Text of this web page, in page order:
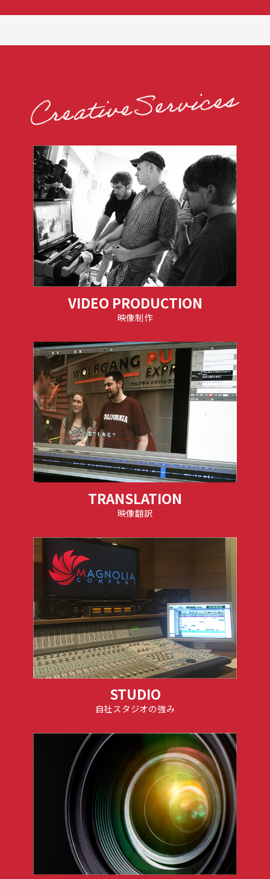
VIDEO PRODUCTION
映像制作
TRANSLATION
映像翻訳
STUDIO
自社スタジオの強み